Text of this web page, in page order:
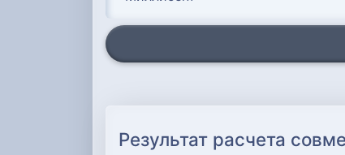
Результат расчета